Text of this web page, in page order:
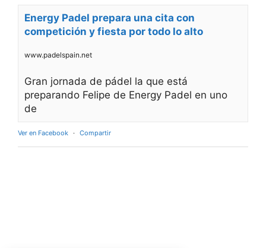
Energy Padel prepara una cita con
competición y fiesta por todo lo alto
www.padelspain.net
Gran jornada de pádel la que está
preparando Felipe de Energy Padel en uno
de
Ver en Facebook · Compartir